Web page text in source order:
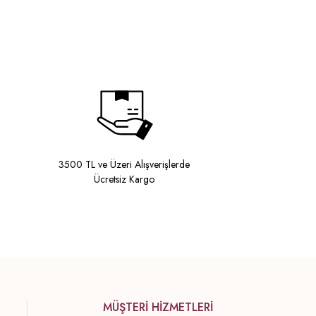
3500 TL ve Üzeri Alışverişlerde
Ücretsiz Kargo
MÜŞTERİ HİZMETLERİ